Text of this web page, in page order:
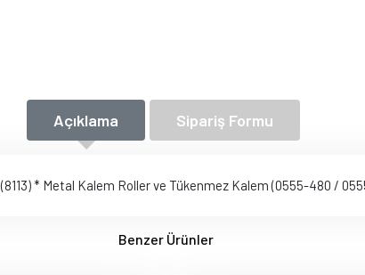
Açıklama Sipariş Formu
* Metal Kalem Roller ve Tükenmez Kalem (0555-480 /
Benzer Ürünler